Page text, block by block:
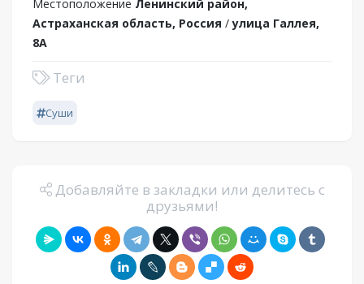
Местоположение Ленинский район,
Астраханская область, Россия /улица Галлея,
8А
Теги
Суши
Добавляйте в закладки или делитесь с
друзьями!